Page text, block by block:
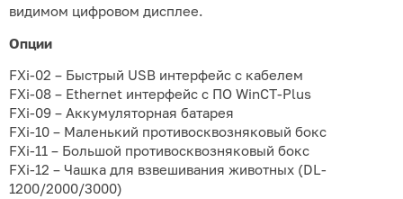
видимом цифровом дисплее.
Опции
FXi-02 – Быстрый USB интерфейс с кабелем
FXi-08 – Ethernet интерфейс с ПО WinCT-Plus
FXi-09 – Аккумуляторная батарея
FXi-10 – Маленький противосквозняковый бокс
FXi-11 – Большой противосквозняковый бокс
FXi-12 – Чашка для взвешивания животных (DL-
1200/2000/3000)